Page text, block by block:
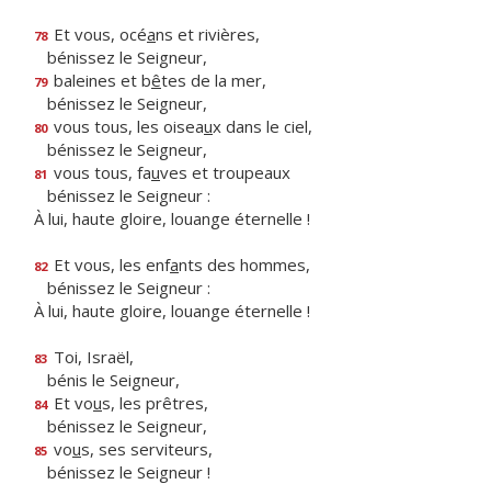
78 Et vous, océans et rivières,
bénissez le Seigneur,
79 baleines et bêtes de la mer,
bénissez le Seigneur,
80 vous tous, les oiseaux dans le ciel,
bénissez le Seigneur,
81 vous tous, fauves et troupeaux
bénissez le Seigneur :
À lui, haute gloire, louange éternelle !
82 Et vous, les enfants des hommes,
bénissez le Seigneur :
À lui, haute gloire, louange éternelle !
83 Toi, Israël,
bénis le Seigneur,
84 Et vous, les prêtres,
bénissez le Seigneur,
85 vous, ses serviteurs,
bénissez le Seigneur !